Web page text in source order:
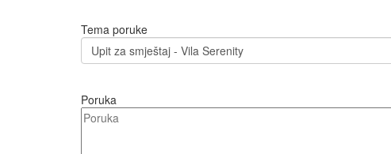
Tema poruke
Poruka